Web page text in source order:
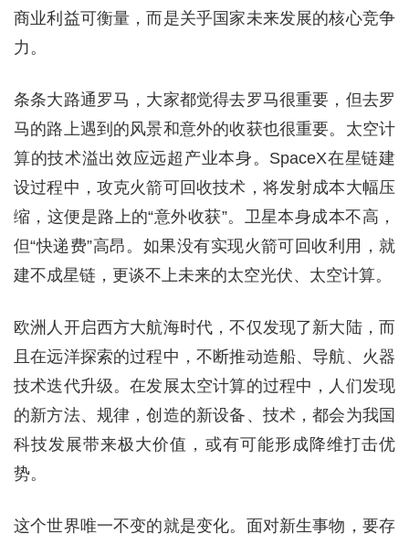
商业利益可衡量，而是关乎国家未来发展的核心竞争
力。
条条大路通罗马，大家都觉得去罗马很重要，但去罗
马的路上遇到的风景和意外的收获也很重要。太空计
算的技术溢出效应远超产业本身。SpaceX在星链建
设过程中，攻克火箭可回收技术，将发射成本大幅压
缩，这便是路上的“意外收获”。卫星本身成本不高，
但“快递费”高昂。如果没有实现火箭可回收利用，就
建不成星链，更谈不上未来的太空光伏、太空计算。
欧洲人开启西方大航海时代，不仅发现了新大陆，而
且在远洋探索的过程中，不断推动造船、导航、火器
技术迭代升级。在发展太空计算的过程中，人们发现
的新方法、规律，创造的新设备、技术，都会为我国
科技发展带来极大价值，或有可能形成降维打击优
势。
这个世界唯一不变的就是变化。面对新生事物，要存